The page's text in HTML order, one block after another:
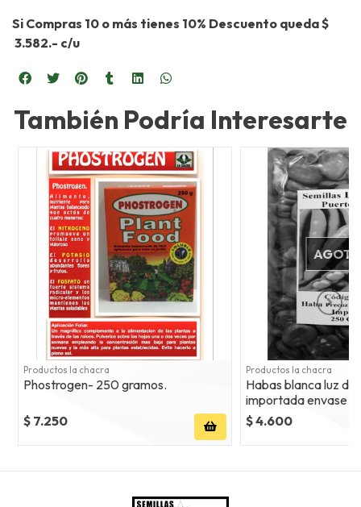
Si Compras 10 o más tienes 10% Descuento queda $
3.582.- c/u
También Podría Interesarte
Productos la chacra
Phostrogen- 250 gramos.
$ 7.250
Productos la chacra
Habas blanca luz de
importada envase
$ 4.600